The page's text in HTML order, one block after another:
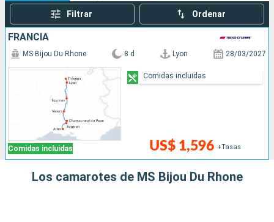
Filtrar Ordenar
FRANCIA
Comidas incluidas
MS Bijou Du Rhone 8 d Lyon 28/03/2027
US$ 1,596 +Tasas
Comidas incluidas
Los camarotes de MS Bijou Du Rhone